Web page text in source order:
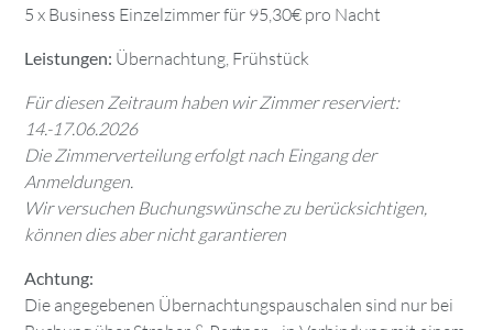
5 x Business Einzelzimmer für 95,30€ pro Nacht
Leistungen: Übernachtung, Frühstück
Für diesen Zeitraum haben wir Zimmer reserviert:
14.-17.06.2026
Die Zimmerverteilung erfolgt nach Eingang der
Anmeldungen.
Wir versuchen Buchungswünsche zu berücksichtigen,
können dies aber nicht garantieren
Achtung:
Die angegebenen Übernachtungspauschalen sind nur bei